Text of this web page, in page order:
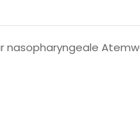
nasopharyngeale